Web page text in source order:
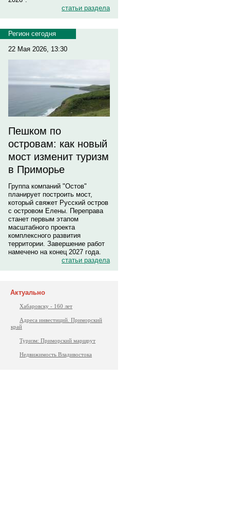
статьи раздела
Регион сегодня
22 Мая 2026, 13:30
Пешком по
островам: как новый
мост изменит туризм
в Приморье
Группа компаний "Остов"
планирует построить мост,
который свяжет Русский остров
с островом Елены. Переправа
станет первым этапом
масштабного проекта
комплексного развития
территории. Завершение работ
намечено на конец 2027 года.
статьи раздела
Актуально
Хабаровску - 160 лет
Адреса инвестиций. Приморский
край
Туризм: Приморский маршрут
Недвижимость Владивостока